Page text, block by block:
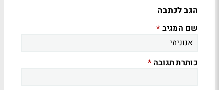
הגב לכתבה
שם המגיב *
כותרת תגובה *